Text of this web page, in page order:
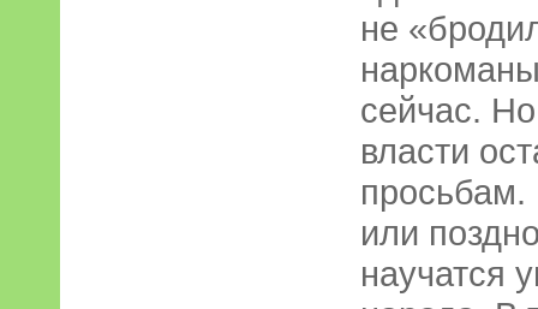
не
сейчас.
власти
или
научатся